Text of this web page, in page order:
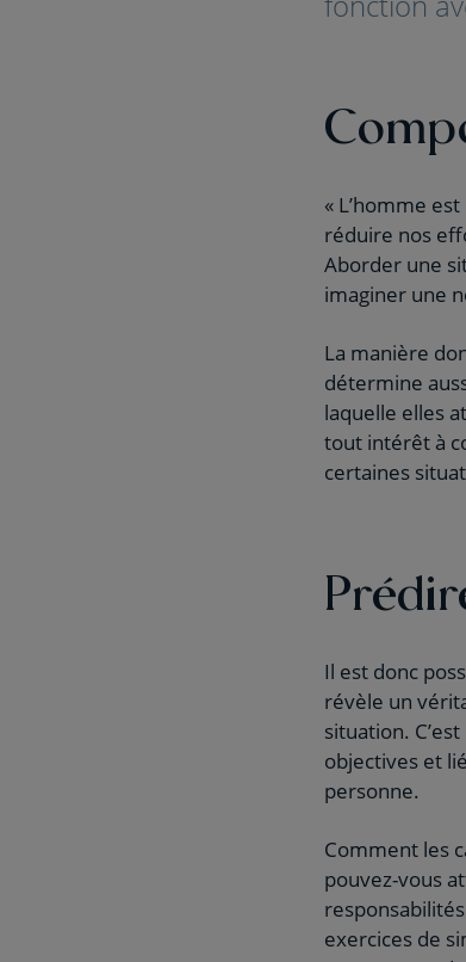
« L’homme
réduire nos
Aborder une
imaginer une
La manière
détermine
laquelle elles
tout intérêt à
certaines
Il est donc
révèle un
situation.
objectives et
personne.
Comment les
pouvez-vous
exercices de